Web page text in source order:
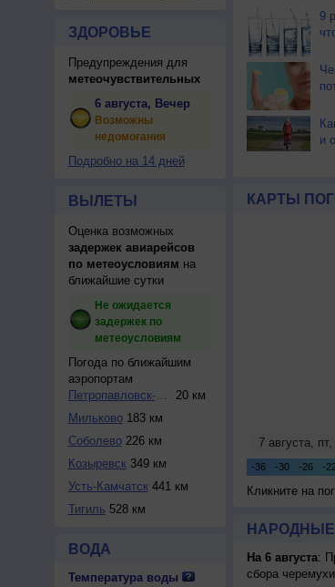
ЗДОРОВЬЕ
Предупреждения для
метеочувствительных
6 августа, Вечер
Возможны
недомогания
Подробно на 14 дней
ВЫЛЕТЫ
Оценка возможных
задержек авиарейсов
по метеоусловиям на
ближайшие сутки
Не ожидается
задержек по
метеоусловиям
Погода по ближайшим
аэропортам
Петропавловск-Кам...
20 км
Мильково183 км
Соболево226 км
Козыревск349 км
Усть-Камчатск441 км
Тигиль 528 км
ВОДА
Температура воды
9
и
КАРТЫ
Кликните на
На 6 августа:
сбора